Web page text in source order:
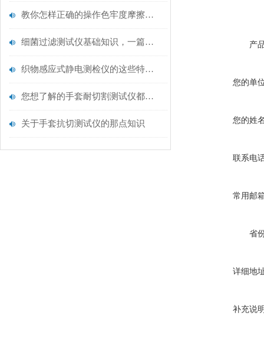
教你怎样正确的操作色牢度摩擦测试机
细菌过滤测试仪基础知识，一篇搞定
织物感应式静电测检仪的这些特点很少有人都知道
您想了解的手套耐切割测试仪都在这里了
关于手套抗切测试仪的那点知识
产
您的单
您的姓
联系电
常用邮
省
详细地
补充说